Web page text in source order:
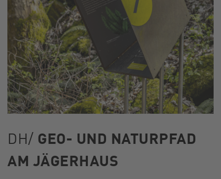
DH/ GEO- UND NATURPFAD
AM JÄGERHAUS